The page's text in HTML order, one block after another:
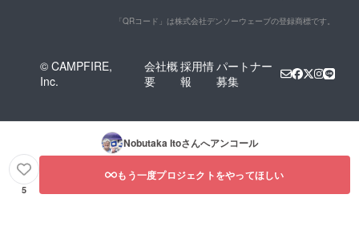
「QRコード」は株式会社デンソーウェーブの登録商標です。
© CAMPFIRE,
Inc.
会社概
要
採用情
報
パートナー
募集
Nobutaka Itoさんへアンコール
5
もう一度プロジェクトをやってほしい